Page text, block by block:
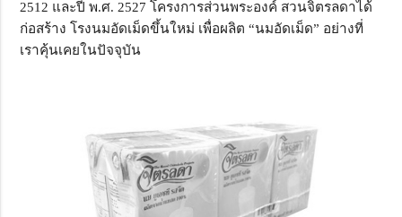
2512 และปี พ.ศ. 2527 โครงการส่วนพระองค์ สวนจิตรลดาได้
ก่อสร้าง โรงนมอัดเม็ดขึ้นใหม่ เพื่อผลิต “นมอัดเม็ด” อย่างที่
เราคุ้นเคยในปัจจุบัน